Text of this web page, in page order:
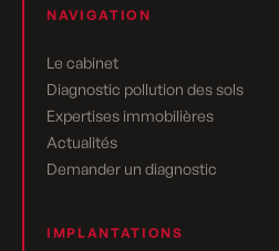
NAVIGATION
Le cabinet
Diagnostic pollution des sols
Expertises immobilières
Actualités
Demander un diagnostic
IMPLANTATIONS